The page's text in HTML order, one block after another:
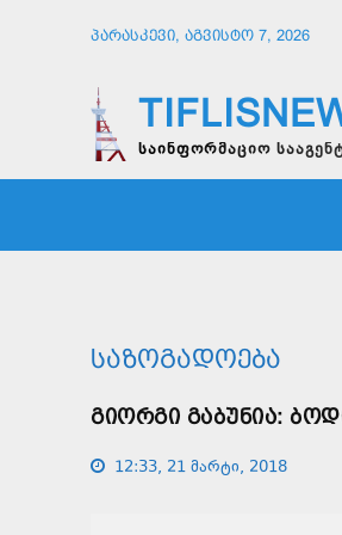
ᲞᲐᲠᲐᲡᲙᲔᲕᲘ, ᲐᲒᲕᲘᲡᲢᲝ 7, 2026
საინფორმაციო
ᲡᲐᲖᲝᲒᲐᲓᲝᲔᲑᲐ
ᲒᲘᲝᲠᲒᲘ ᲒᲐᲑᲣᲜᲘᲐ:
12:33, 21 მარტი, 2018